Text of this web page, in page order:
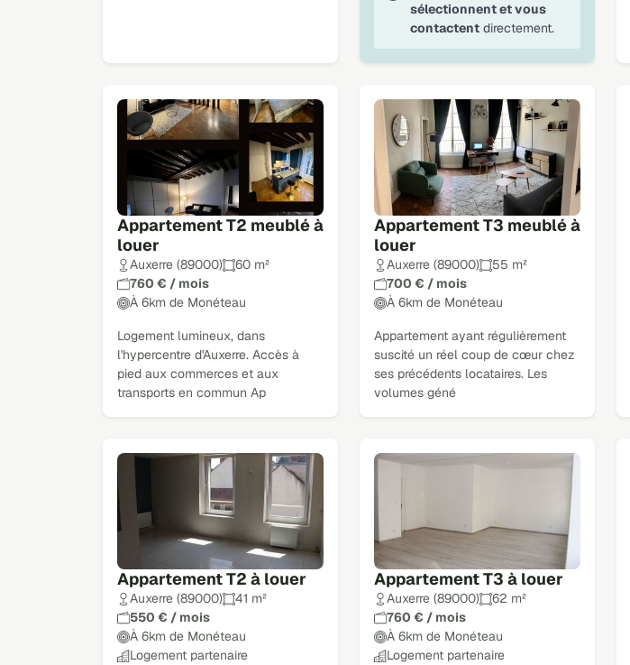
Appartement T2 meublé à
louer
Auxerre (89000)
60 m²
760 € / mois
À 6km de Monéteau
Logement lumineux, dans
l'hypercentre d'Auxerre. Accès à
pied aux commerces et aux
transports en commun Ap
Appartement T3 meublé à
louer
Auxerre (89000)
55 m²
700 € / mois
À 6km de Monéteau
Appartement ayant régulièrement
suscité un réel coup de cœur chez
ses précédents locataires. Les
volumes géné
Appartement T2 à louer
Auxerre (89000)
41 m²
550 € / mois
À 6km de Monéteau
Logement partenaire
Appartement T3 à louer
Auxerre (89000)
62 m²
760 € / mois
À 6km de Monéteau
Logement partenaire
sélectionnent et vous
contactent directement.